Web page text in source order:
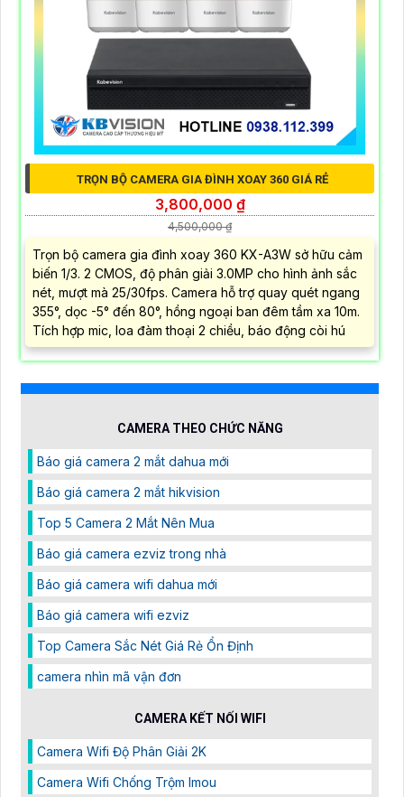
TRỌN BỘ CAMERA GIA ĐÌNH XOAY 360 GIÁ RẺ
3,800,000 ₫
4,500,000 ₫
Trọn bộ camera gia đình xoay 360 KX-A3W sở hữu cảm
biến 1/3. 2 CMOS, độ phân giải 3.0MP cho hình ảnh sắc
nét, mượt mà 25/30fps. Camera hỗ trợ quay quét ngang
355°, dọc -5° đến 80°, hồng ngoại ban đêm tầm xa 10m.
Tích hợp mic, loa đàm thoại 2 chiều, báo động còi hú
CAMERA THEO CHỨC NĂNG
Báo giá camera 2 mắt dahua mới
Báo giá camera 2 mắt hikvision
Top 5 Camera 2 Mắt Nên Mua
Báo giá camera ezviz trong nhà
Báo giá camera wifi dahua mới
Báo giá camera wifi ezviz
Top Camera Sắc Nét Giá Rẻ Ổn Định
camera nhìn mã vận đơn
CAMERA KẾT NỐI WIFI
Camera Wifi Độ Phân Giải 2K
Camera Wifi Chống Trộm Imou